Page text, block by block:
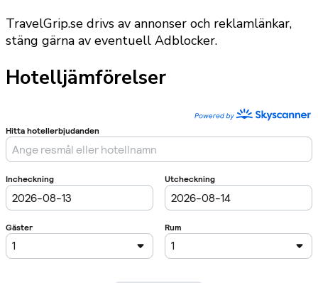
TravelGrip.se drivs av annonser och reklamlänkar,
stäng gärna av eventuell Adblocker.
Hotelljämförelser